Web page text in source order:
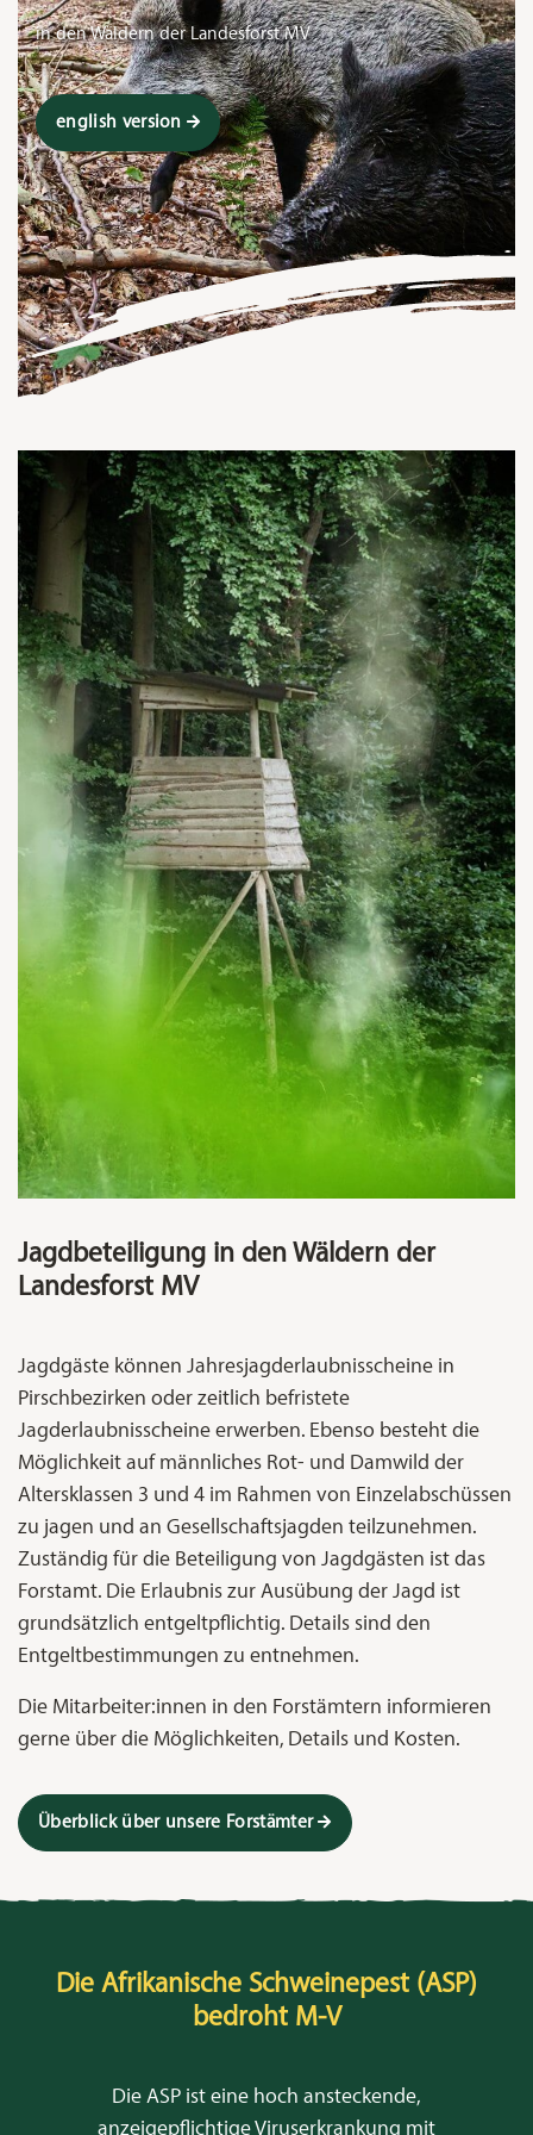
in den Wäldern der Landesforst MV
english version
Jagdbeteiligung in den Wäldern der
Landesforst MV
Jagdgäste können Jahresjagderlaubnisscheine in
Pirschbezirken oder zeitlich befristete
Jagderlaubnisscheine erwerben. Ebenso besteht die
Möglichkeit auf männliches Rot- und Damwild der
Altersklassen 3 und 4 im Rahmen von Einzelabschüssen
zu jagen und an Gesellschaftsjagden teilzunehmen.
Zuständig für die Beteiligung von Jagdgästen ist das
Forstamt. Die Erlaubnis zur Ausübung der Jagd ist
grundsätzlich entgeltpflichtig. Details sind den
Entgeltbestimmungen zu entnehmen.
Die Mitarbeiter:innen in den Forstämtern informieren
gerne über die Möglichkeiten, Details und Kosten.
Überblick über unsere Forstämter
Die Afrikanische Schweinepest (ASP)
bedroht M-V
Die ASP ist eine hoch ansteckende,
anzeigepflichtige Viruserkrankung mit